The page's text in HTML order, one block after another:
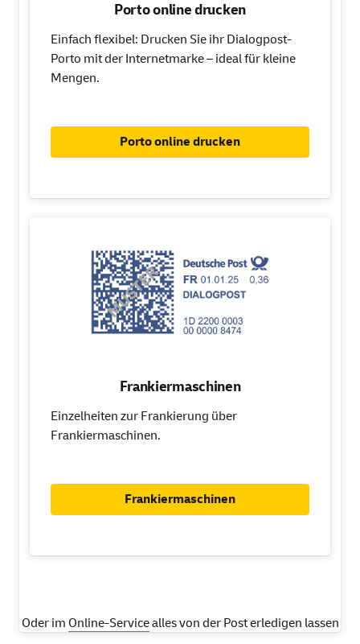
Porto online drucken
Einfach flexibel: Drucken Sie ihr Dialogpost-
Porto mit der Internetmarke – ideal für kleine
Mengen.
Porto online drucken
Frankiermaschinen
Einzelheiten zur Frankierung über
Frankiermaschinen.
Frankiermaschinen
Oder im Online-Servicealles von der Post erledigen lassen